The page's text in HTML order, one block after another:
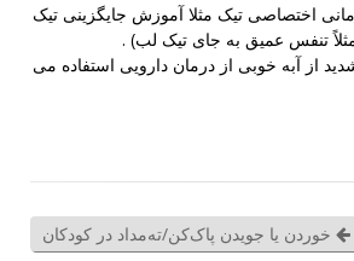
اختصاصی تیک مثلا آموزش جایگزینی تیک
تنفس عمیق به جای تیک لب) .
از آبه خوبی از درمان دارویی استفاده می
خوردن یا جویدن پاک‌کن/ته‌مداد در کودکان